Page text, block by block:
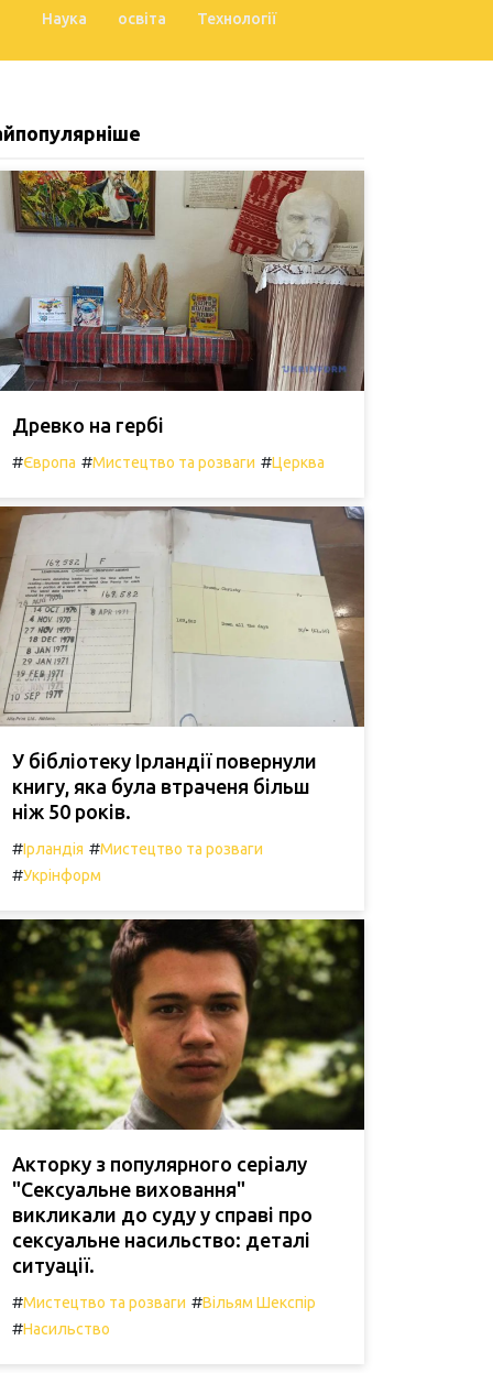
Наука освіта Технології
Древко на гербі
#Європа #Мистецтво та розваги #Церква
У бібліотеку Ірландії повернули
книгу, яка була втраченя більш
ніж 50 років.
#Ірландія #Мистецтво та розваги
#Укрінформ
Акторку з популярного серіалу
"Сексуальне виховання"
викликали до суду у справі про
сексуальне насильство: деталі
ситуації.
#Мистецтво та розваги #Вільям Шекспір
#Насильство